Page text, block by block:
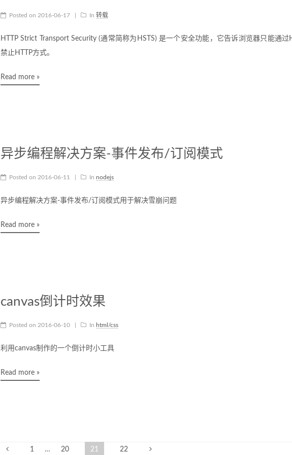
Posted on 2016-06-17 In 转载
HTTP Strict Transport Security (通常简称为HSTS) 是一个安全功能，它告诉浏览器只能通过
禁止HTTP方式。
Read more »
异步编程解决方案-事件发布/订阅模式
Posted on 2016-06-11 In nodejs
异步编程解决方案-事件发布/订阅模式用于解决雪崩问题
Read more »
canvas倒计时效果
Posted on 2016-06-10 In html/css
利用canvas制作的一个倒计时小工具
Read more »
1 … 20 21 22